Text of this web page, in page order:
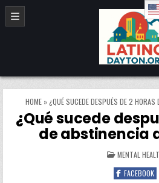
Skip to content
LatinoDayton.org
HOME» ¿QUÉ SUCEDE DESPUÉS DE 2
¿Qué sucede
de abstinencia
POSTED IN
MENTAL
FACEBOOK